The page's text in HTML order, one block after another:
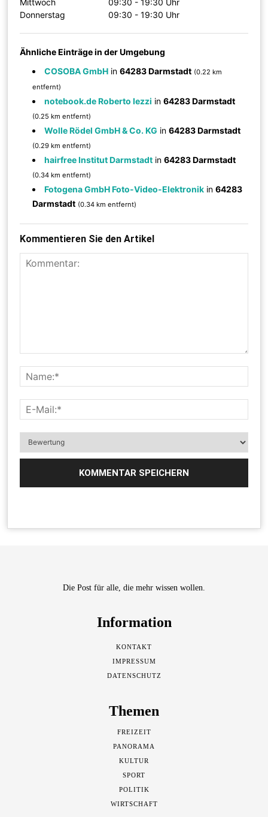
Donnerstag
09:30 - 19:30 Uhr
Ähnliche Einträge in der Umgebung
COSOBA GmbH in64283 Darmstadt (0.22 km
entfernt)
notebook.de Roberto Iezzi in64283 Darmstadt
(0.25 km entfernt)
Wolle Rödel GmbH & Co. KG in64283 Darmstadt
(0.29 km entfernt)
hairfree Institut Darmstadt in64283 Darmstadt
(0.34 km entfernt)
Fotogena GmbH Foto-Video-Elektronik in64283
Darmstadt (0.34 km entfernt)
Kommentieren Sie den Artikel
Die Post für alle, die mehr wissen wollen.
Information
KONTAKT
IMPRESSUM
DATENSCHUTZ
Themen
FREIZEIT
PANORAMA
KULTUR
SPORT
POLITIK
WIRTSCHAFT